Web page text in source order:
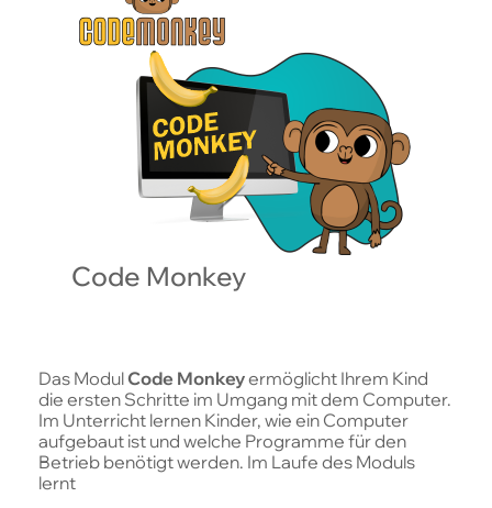
Code Monkey
Das ModulCode Monkeyermöglicht Ihrem Kind
die ersten Schritte im Umgang mit dem Computer.
Im Unterricht lernen Kinder, wie ein Computer
aufgebaut ist und welche Programme für den
Betrieb benötigt werden. Im Laufe des Moduls
lernt